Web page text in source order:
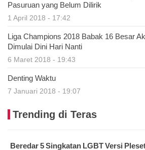
Pasuruan yang Belum Dilirik
1 April 2018 - 17:42
Liga Champions 2018 Babak 16 Besar
Dimulai Dini Hari Nanti
6 Maret 2018 - 19:43
Denting Waktu
7 Januari 2018 - 19:07
Trending di Teras
Beredar 5 Singkatan LGBT Versi